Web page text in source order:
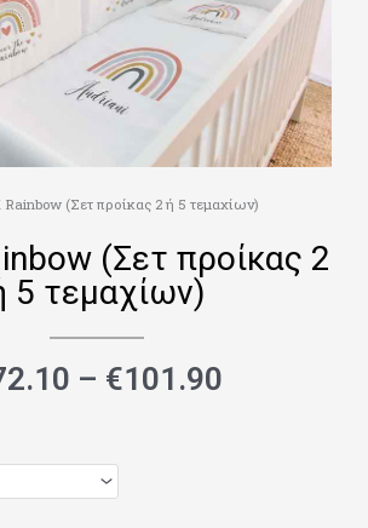
(Σετ προίκας 2 ή 5 τεμαχίων)
(Σετ προίκας 2
5 τεμαχίων)
– €101.90